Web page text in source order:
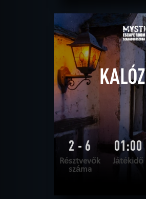
SZABADULNI
2 - 6
Résztvevők
száma
01:00
Játékidő